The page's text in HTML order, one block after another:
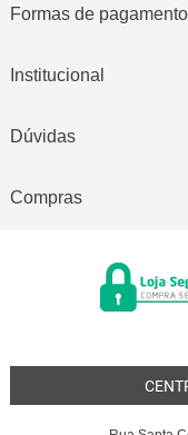
Formas de pagamento
Institucional
Dúvidas
Compras